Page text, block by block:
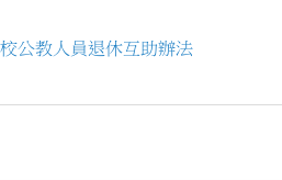
公教人員退休互助辦法